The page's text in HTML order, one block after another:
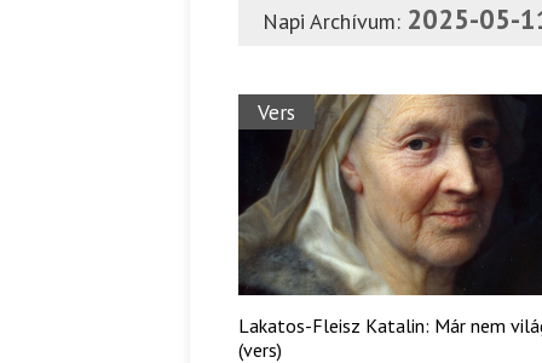
Napi Archívum: 2025-05-
Vers
Lakatos-Fleisz Katalin: Már nem
(vers)